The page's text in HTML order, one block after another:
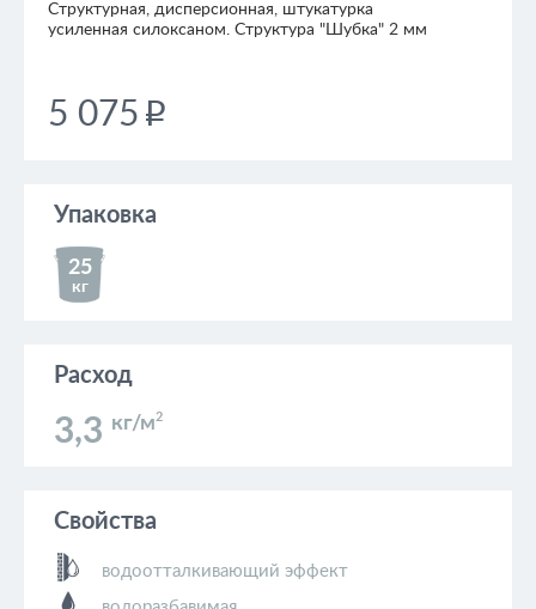
Структурная, дисперсионная, штукатурка
усиленная силоксаном. Структура "Шубка" 2 мм
5 075 p
Упаковка
25
кг
Расход
3,3 кг/м2
Свойства
водоотталкивающий эффект